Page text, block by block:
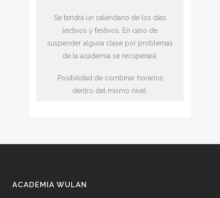
Se tendrá un calendario de los días
lectivos y festivos. En caso de
suspender alguna clase por problemas
de la academia se recuperará.
Posibilidad de combinar horarios
dentro del mismo nivel.
ACADEMIA WULAN